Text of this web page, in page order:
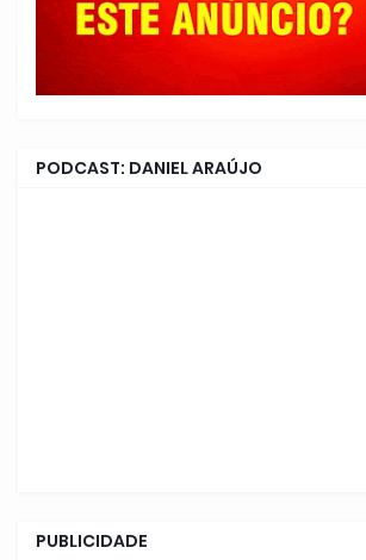
PODCAST: DANIEL ARAÚJO
PUBLICIDADE